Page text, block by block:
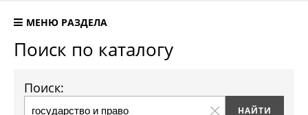
МЕНЮ РАЗДЕЛА
Поиск по каталогу
Поиск: